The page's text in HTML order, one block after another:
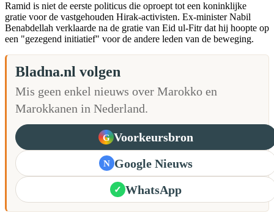
Ramid is niet de eerste politicus die oproept tot een koninklijke
gratie voor de vastgehouden Hirak-activisten. Ex-minister Nabil
Benabdellah verklaarde na de gratie van Eid ul-Fitr dat hij hoopte op
een "gezegend initiatief" voor de andere leden van de beweging.
Bladna.nl volgen
Mis geen enkel nieuws over Marokko en
Marokkanen in Nederland.
G Voorkeursbron
N Google Nieuws
✓ WhatsApp